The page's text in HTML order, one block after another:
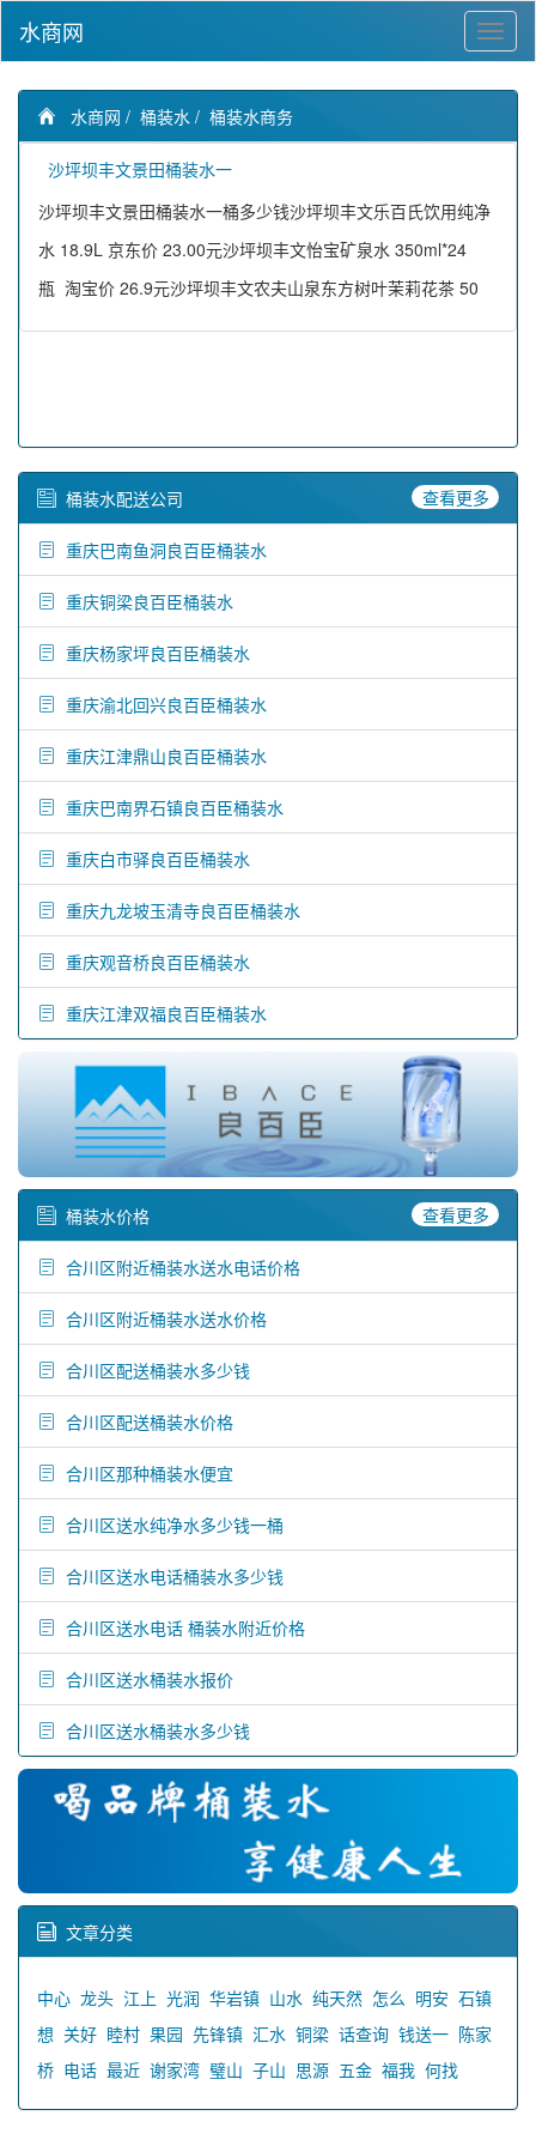
水商网
水商网 / 桶装水 / 桶装水商务
沙坪坝丰文景田桶装水一
沙坪坝丰文景田桶装水一桶多少钱沙坪坝丰文乐百氏饮用纯净
水 18.9L 京东价 23.00元沙坪坝丰文怡宝矿泉水 350ml*24
瓶 淘宝价 26.9元沙坪坝丰文农夫山泉东方树叶茉莉花茶 50
桶装水配送公司 查看更多
重庆巴南鱼洞良百臣桶装水
重庆铜梁良百臣桶装水
重庆杨家坪良百臣桶装水
重庆渝北回兴良百臣桶装水
重庆江津鼎山良百臣桶装水
重庆巴南界石镇良百臣桶装水
重庆白市驿良百臣桶装水
重庆九龙坡玉清寺良百臣桶装水
重庆观音桥良百臣桶装水
重庆江津双福良百臣桶装水
桶装水价格 查看更多
合川区附近桶装水送水电话价格
合川区附近桶装水送水价格
合川区配送桶装水多少钱
合川区配送桶装水价格
合川区那种桶装水便宜
合川区送水纯净水多少钱一桶
合川区送水电话桶装水多少钱
合川区送水电话 桶装水附近价格
合川区送水桶装水报价
合川区送水桶装水多少钱
文章分类
中心 龙头 江上 光润 华岩镇 山水 纯天然 怎么 明安 石镇
想 关好 睦村 果园 先锋镇 汇水 铜梁 话查询 钱送一 陈家
桥 电话 最近 谢家湾 璧山 子山 思源 五金 福我 何找